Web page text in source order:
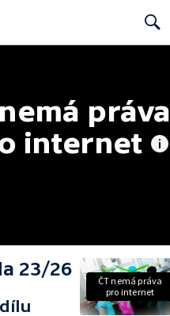
práva
internet
23/26
ČT nemá práva
pro internet